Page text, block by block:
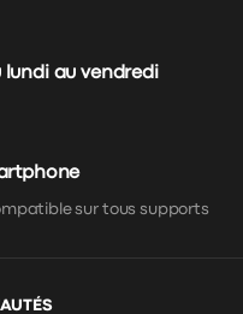
au vendredi
sur tous supports